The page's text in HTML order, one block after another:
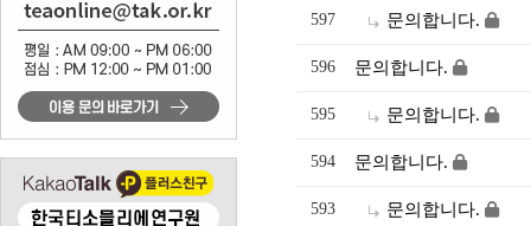
597 문의합니다.
596 문의합니다.
595 문의합니다.
594 문의합니다.
593 문의합니다.